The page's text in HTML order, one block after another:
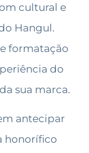
cultural e
Hangul.
formatação
do
sua marca.
antecipar
honorífico